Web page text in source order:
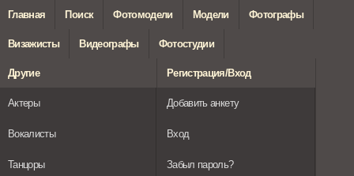
Главная Поиск Фотомодели Модели Фотографы
Визажисты Видеографы Фотостудии
Другие
Актеры
Вокалисты
Танцоры
Регистрация/Вход
Добавить анкету
Вход
Забыл пароль?